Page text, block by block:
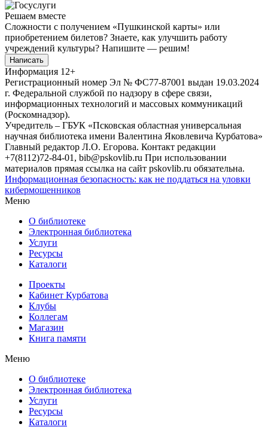
Решаем вместе
Сложности с получением «Пушкинской карты» или
приобретением билетов? Знаете, как улучшить работу
учреждений культуры? Напишите — решим!
Написать
Информация 12+
Регистрационный номер Эл № ФС77-87001 выдан 19.03.2024
г. Федеральной службой по надзору в сфере связи,
информационных технологий и массовых коммуникаций
(Роскомнадзор).
Учредитель – ГБУК «Псковская областная универсальная
научная библиотека имени Валентина Яковлевича Курбатова»
Главный редактор Л.О. Егорова. Контакт редакции
+7(8112)72-84-01, bib@pskovlib.ru При использовании
материалов прямая ссылка на сайт pskovlib.ru обязательна.
Информационная безопасность: как не поддаться на уловки
кибермошенников
Меню
О библиотеке
Электронная библиотека
Услуги
Ресурсы
Каталоги
Проекты
Кабинет Курбатова
Клубы
Коллегам
Магазин
Книга памяти
Меню
О библиотеке
Электронная библиотека
Услуги
Ресурсы
Каталоги